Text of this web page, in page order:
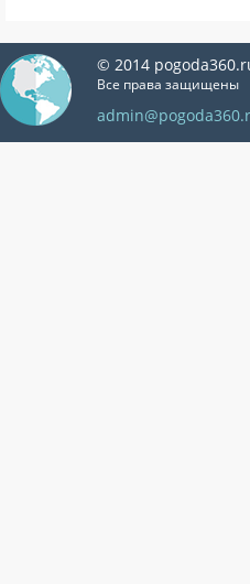
© 2014
Все права защищены